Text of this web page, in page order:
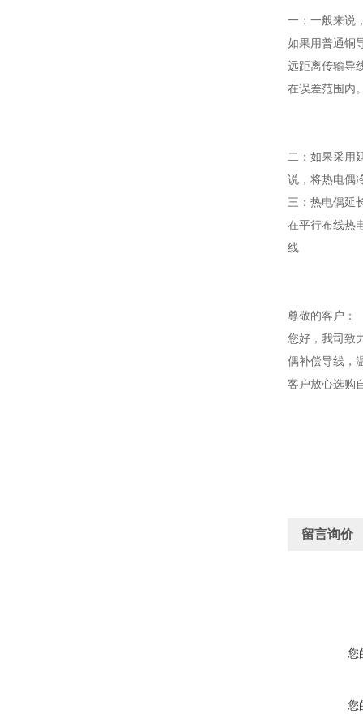
一：一般来说
如果用普通铜
远距离传输导
在误差范围内
二：如果采用
说，将热电偶
三：热电偶延
在平行布线热
线
尊敬的客户：
您好，我司致
偶补偿导线，
客户放心选购
留言询价
您
您